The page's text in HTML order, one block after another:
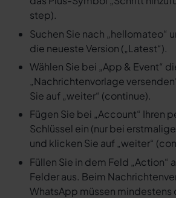
step).
Suchen Sie nach „hellomateo“
die neueste Version („Latest“).
Wählen Sie bei „App & Event“
„Nachrichtenvorlage
Sie auf „weiter“ (continue).
Fügen Sie bei „Account“ Ihren
Schlüssel ein (nur bei
und klicken Sie auf „weiter“
Füllen Sie in dem Feld „Action“
Felder aus. Beim
WhatsApp müssen mindestens